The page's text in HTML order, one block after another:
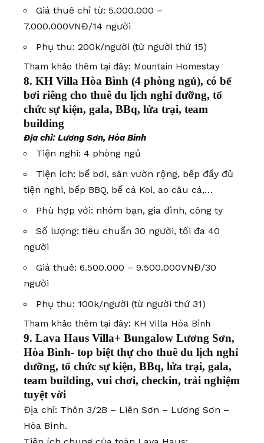
Giá thuê chỉ từ: 5.000.000 –
7.000.000VNĐ/14 người
Phụ thu: 200k/người (từ người thứ 15)
Tham khảo thêm tại đây: Mountain Homestay
8. KH Villa Hòa Bình (4 phòng ngủ), có bể
bơi riêng cho thuê du lịch nghỉ dưỡng, tổ
chức sự kiện, gala, BBq, lửa trại, team
building
Địa chỉ: Lương Sơn, Hòa Bình
Tiện nghi: 4 phòng ngủ
Tiện ích: bể bơi, sân vườn rộng, bếp đầy đủ
tiện nghi, bếp BBQ, bể cá Koi, ao câu cá,…
Phù hợp với: nhóm bạn, gia đình, công ty
Số lượng: tiêu chuẩn 30 người, tối đa 40
người
Giá thuê: 6.500.000 – 9.500.000VNĐ/30
người
Phụ thu: 100k/người (từ người thứ 31)
Tham khảo thêm tại đây: KH Villa Hòa Bình
9. Lava Haus Villa+ Bungalow Lương Sơn,
Hòa Bình- top biệt thự cho thuê du lịch nghỉ
dưỡng, tổ chức sự kiện, BBq, lửa trại, gala,
team building, vui chơi, checkin, trải nghiệm
tuyệt vời
Địa chỉ: Thôn 3/2B – Liên Sơn – Lương Sơn –
Hòa Bình.